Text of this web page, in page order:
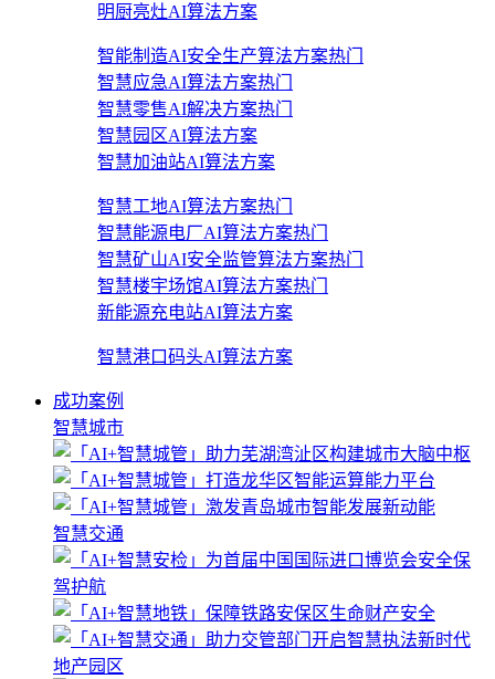
明厨亮灶AI算法方案
智能制造AI安全生产算法方案热门
智慧应急AI算法方案热门
智慧零售AI解决方案热门
智慧园区AI算法方案
智慧加油站AI算法方案
智慧工地AI算法方案热门
智慧能源电厂AI算法方案热门
智慧矿山AI安全监管算法方案热门
智慧楼宇场馆AI算法方案热门
新能源充电站AI算法方案
智慧港口码头AI算法方案
成功案例
智慧城市
智慧交通
地产园区